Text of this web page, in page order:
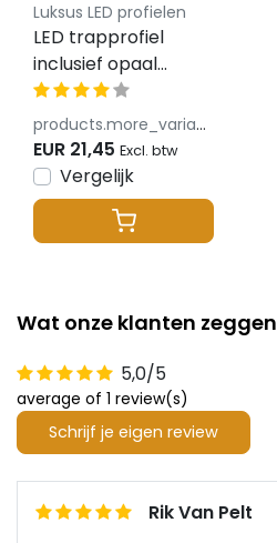
Luksus LED profielen
LED trapprofiel
inclusief opaal
klikafdekking 41,5
mm x 20,6 mm –
D11ALU
products.more_variants_available
EUR 21,45 Excl. btw
Vergelijk
Wat onze klanten zeggen
5,0/5
average of 1 review(s)
Schrijf je eigen review
Rik Van Pelt